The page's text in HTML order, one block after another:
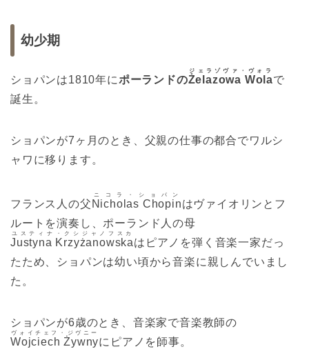
幼少期
ショパンは1810年にポーランドのŻelazowa Wola
ジェラゾヴァ・ヴォラ
で
誕生。
ショパンが7ヶ月のとき、父親の仕事の都合でワルシ
ャワに移ります。
フランス人の父 Nicholas Chopin
ニコラ・ショパン
はヴァイオリンとフ
ルートを演奏し、ポーランド人の母
Justyna Krzyżanowska
ユスティナ・クシジャノフスカ
はピアノを弾く音楽一家だっ
たため、ショパンは幼い頃から音楽に親しんでいまし
た。
ショパンが6歳のとき、音楽家で音楽教師の
Wojciech Żywny
ヴォイチェフ・ジヴニー
にピアノを師事。